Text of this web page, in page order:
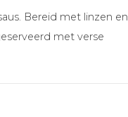
Bereid met linzen en
met verse